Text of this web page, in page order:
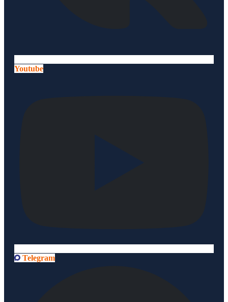
Youtube
Telegram